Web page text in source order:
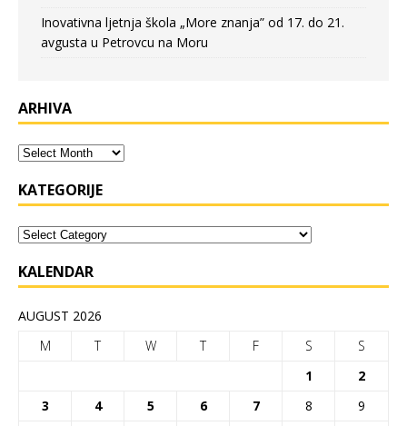
Inovativna ljetnja škola „More znanja” od 17. do 21.
avgusta u Petrovcu na Moru
ARHIVA
KATEGORIJE
KALENDAR
AUGUST 2026
M
T W T F S
S
1
2
3
4 5 6 7 8
9